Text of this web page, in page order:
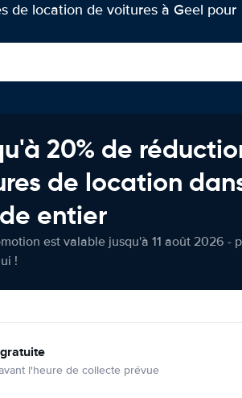
de location de voitures à Geel pour
20% de
de location
entier
est valable jusqu'à 11 août 2026 -
!
gratuite
l'heure de collecte prévue